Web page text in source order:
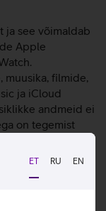
ET RU EN
ja see võimaldab
Apple
muusika, filmide,
ja iCloud
andmeid ei
on tegemist
kohta on